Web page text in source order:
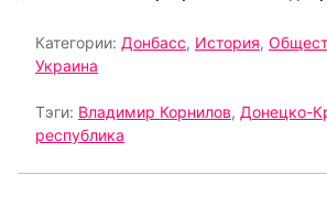
Категории: Донбасс, История,
Украина
Тэги: Владимир Корнилов, Донецко-
республика